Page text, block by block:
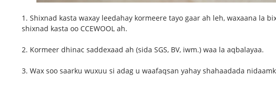
1. Shixnad kasta waxay leedahay kormeere tayo gaar ah leh, waxaana
shixnad kasta oo CCEWOOL ah.
2. Kormeer dhinac saddexaad ah (sida SGS, BV, iwm.) waa la aqbalayaa.
3. Wax soo saarku wuxuu si adag u waafaqsan yahay shahaadada